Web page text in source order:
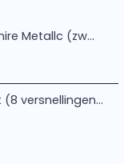
Metallc (zw...
versnellingen...